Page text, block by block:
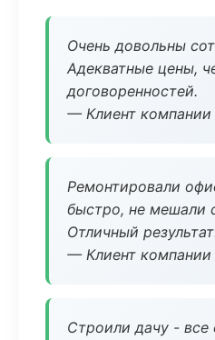
Очень довольны
Адекватные цены,
договоренностей.
— Клиент компании
Ремонтировали
быстро, не мешали
Отличный
— Клиент компании
Строили дачу - все